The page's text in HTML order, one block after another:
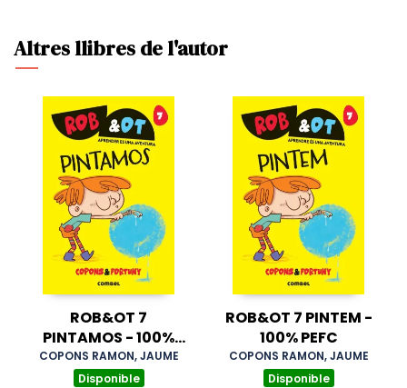
Altres llibres de l'autor
ROB&OT 7
PINTAMOS - 100%
PEFC
COPONS RAMON, JAUME
Disponible
ROB&OT 7 PINTEM -
100% PEFC
COPONS RAMON, JAUME
Disponible